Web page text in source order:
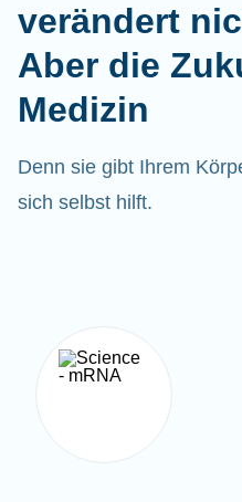
verändert
Aber die
Medizin
Denn sie gibt Ihrem
sich selbst hilft.